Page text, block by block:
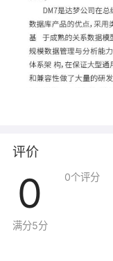
评价
0
满分5分
0个评分